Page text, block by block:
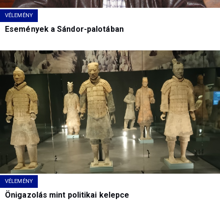
VÉLEMÉNY
Események a Sándor-palotában
VÉLEMÉNY
Önigazolás mint politikai kelepce